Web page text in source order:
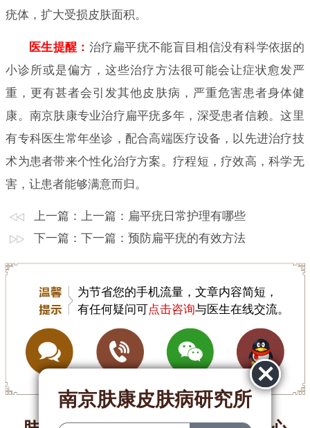
疣体，扩大受损皮肤面积。
医生提醒： 治疗扁平疣不能盲目相信没有科学依据的
小诊所或是偏方，这些治疗方法很可能会让症状愈发严
重，更有甚者会引发其他皮肤病，严重危害患者身体健
康。南京肤康专业治疗扁平疣多年，深受患者信赖。这里
有专科医生常年坐诊，配合高端医疗设备，以先进治疗技
术为患者带来个性化治疗方案。疗程短，疗效高，科学无
害，让患者能够满意而归。
上一篇：上一篇： 扁平疣日常护理有哪些
下一篇：下一篇： 预防扁平疣的有效方法
为节省您的手机流量，文章内容简短，
有任何疑问可点击咨询与医生在线交流。
南京肤康皮肤病研究所